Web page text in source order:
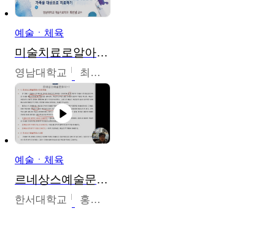
예술ㆍ체육
미술치료로알아가는가족이야기
영남대학교 최선남
예술ㆍ체육
르네상스예술문화사
한서대학교 홍창호